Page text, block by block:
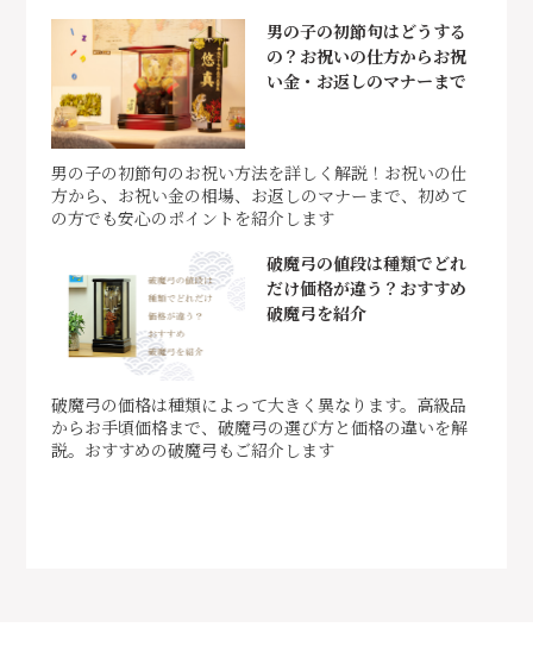
男の子の初節句はどうする
の？お祝いの仕方からお祝
い金・お返しのマナーまで
男の子の初節句のお祝い方法を詳しく解説！お祝いの仕
方から、お祝い金の相場、お返しのマナーまで、初めて
の方でも安心のポイントを紹介します
破魔弓の値段は種類でどれ
だけ価格が違う？おすすめ
破魔弓を紹介
破魔弓の価格は種類によって大きく異なります。高級品
からお手頃価格まで、破魔弓の選び方と価格の違いを解
説。おすすめの破魔弓もご紹介します